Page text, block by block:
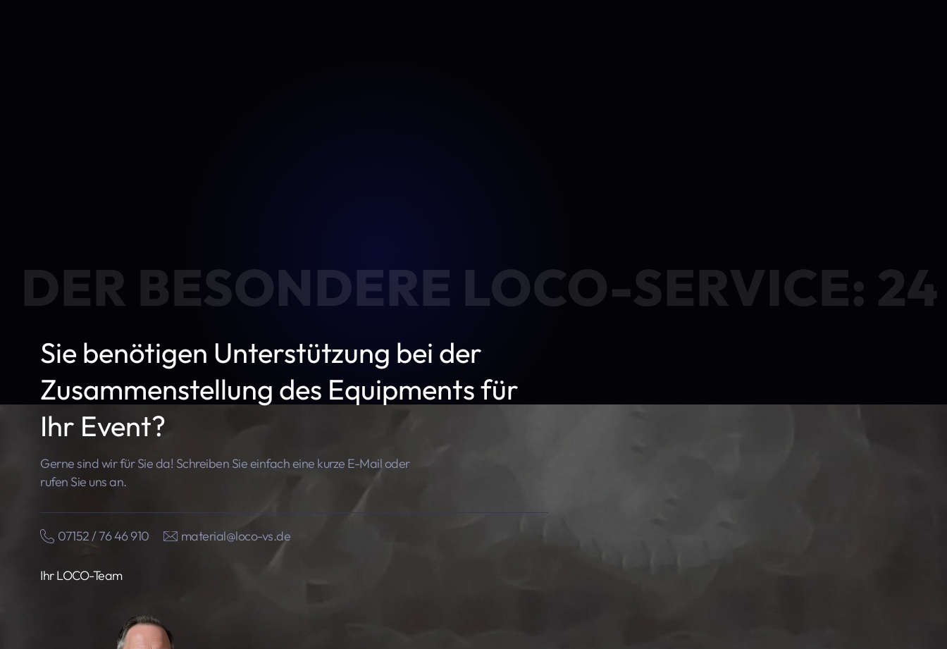
DER BESONDERE LOCO-SERVICE:
Sie benötigen Unterstützung bei der
Zusammenstellung des Equipments für
Ihr Event?
Gerne sind wir für Sie da! Schreiben Sie einfach eine kurze E-Mail oder
rufen Sie uns an.
07152 / 76 46 910 material@loco-vs.de
Ihr LOCO-Team